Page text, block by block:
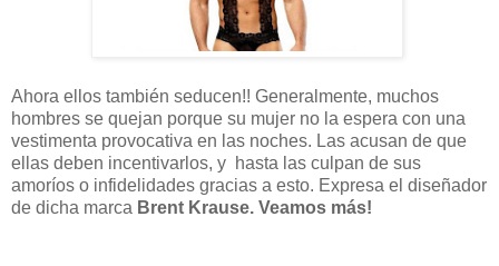
Ahora ellos también seducen!! Generalmente, muchos
hombres se quejan porque su mujer no la espera con una
vestimenta provocativa en las noches. Las acusan de que
ellas deben incentivarlos, y hasta las culpan de sus
amoríos o infidelidades gracias a esto. Expresa el diseñador
de dicha marca Brent Krause. Veamos más!